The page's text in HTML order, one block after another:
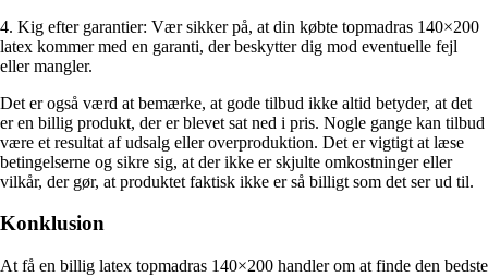
4. Kig efter garantier: Vær sikker på, at din købte topmadras 140×200
latex kommer med en garanti, der beskytter dig mod eventuelle fejl
eller mangler.
Det er også værd at bemærke, at gode tilbud ikke altid betyder, at det
er en billig produkt, der er blevet sat ned i pris. Nogle gange kan tilbud
være et resultat af udsalg eller overproduktion. Det er vigtigt at læse
betingelserne og sikre sig, at der ikke er skjulte omkostninger eller
vilkår, der gør, at produktet faktisk ikke er så billigt som det ser ud til.
Konklusion
At få en billig latex topmadras 140×200 handler om at finde den bedste